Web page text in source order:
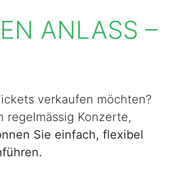
ANLASS –
verkaufen möchten?
regelmässig Konzerte,
Sie einfach, flexibel